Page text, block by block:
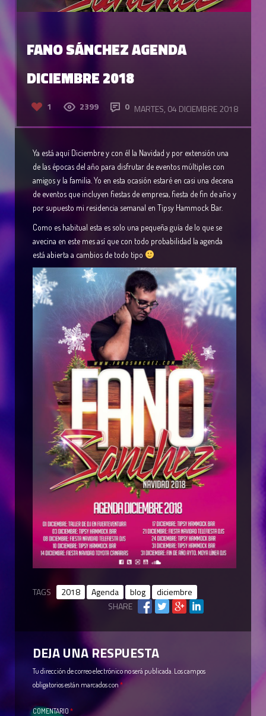
FANO SÁNCHEZ AGENDA
DICIEMBRE 2018
1 2399 0 MARTES, 04 DICIEMBRE 2018
Ya está aquí Diciembre y con él la Navidad y por extensión una
de las épocas del año para disfrutar de eventos múltiples con
amigos y la familia. Yo en esta ocasión estaré en casi una decena
de eventos que incluyen fiestas de empresa, fiesta de fin de año y
por supuesto mi residencia semanal en Tipsy Hammock Bar.
Como es habitual esta es solo una pequeña guía de lo que se
avecina en este mes así que con todo probabilidad la agenda
está abierta a cambios de todo tipo
TAGS 2018 Agenda blog
diciembre
SHARE
DEJA UNA RESPUESTA
Tu dirección de correo electrónico no será publicada. Los campos
obligatorios están marcados con *
COMENTARIO *